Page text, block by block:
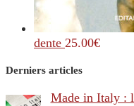
dente 25.00€
Derniers articles
Made in Italy :